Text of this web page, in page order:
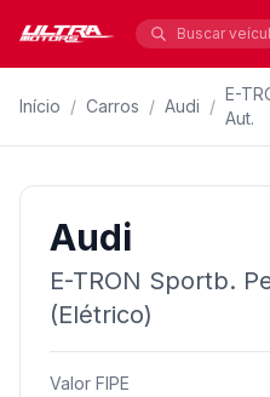
Início / Carros / Audi /
E-
Aut.
Audi
E-TRON Sportb.
(Elétrico)
Valor FIPE